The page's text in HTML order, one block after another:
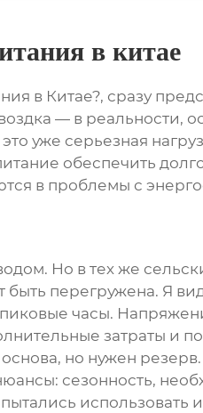
в китае
в Китае?, сразу
— в реальности,
уже серьезная
обеспечить
в проблемы с
Но в тех же
перегружена. Я
часы.
затраты и
но нужен
сезонность,